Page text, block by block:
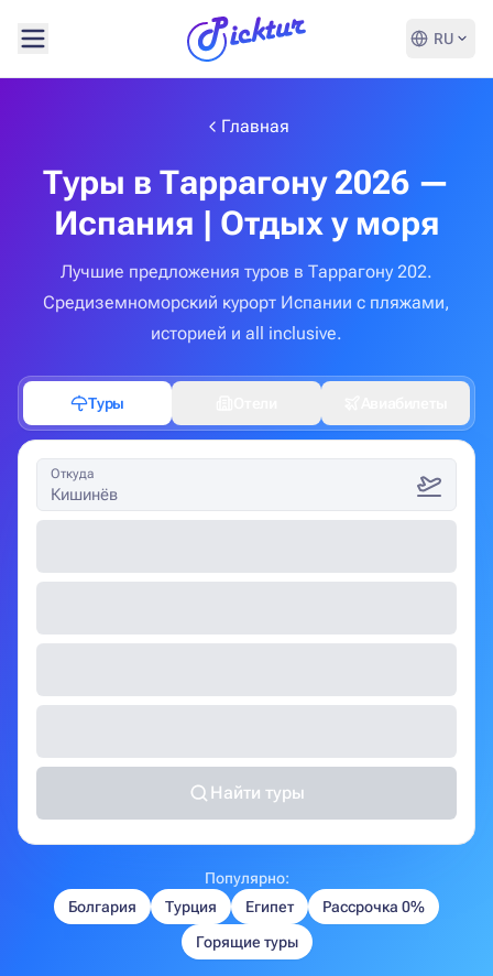
RU
Главная
Туры в Таррагону 2026 —
Испания | Отдых у моря
Лучшие предложения туров в Таррагону 202.
Средиземноморский курорт Испании с пляжами,
историей и all inclusive.
Туры
Откуда
Кишинёв
Найти туры
Популярно:
Болгария
Турция Египет
Рассрочка 0%
Горящие туры